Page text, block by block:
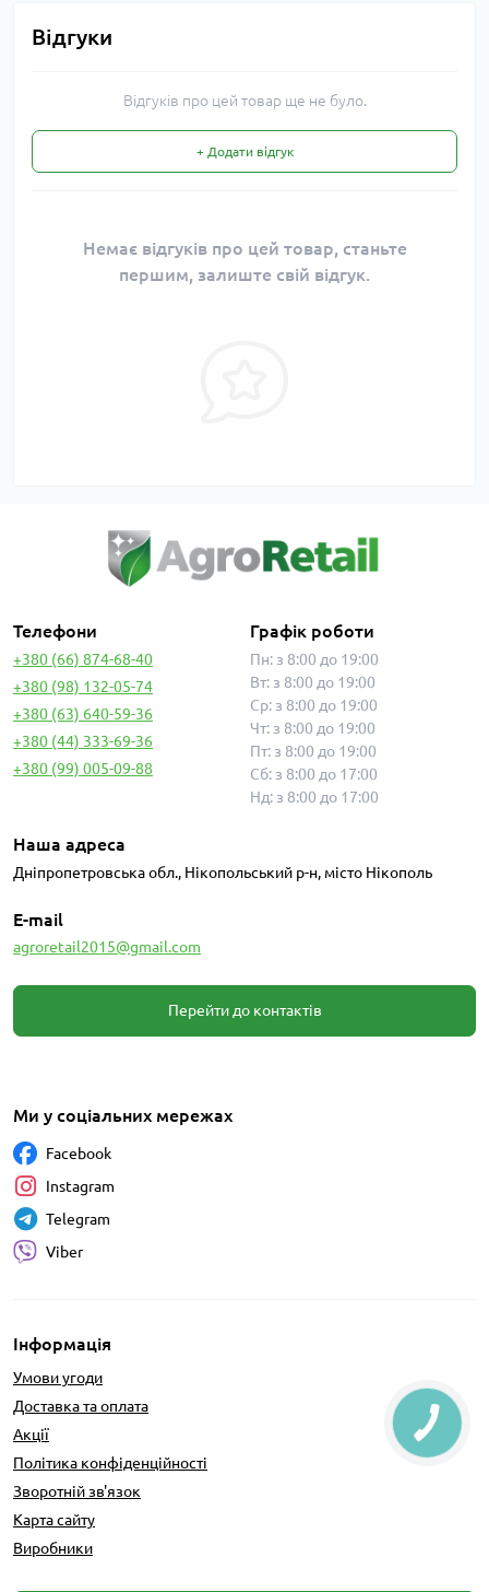
Відгуки
Відгуків про цей товар ще не було.
+ Додати відгук
Немає відгуків про цей товар, станьте
першим, залиште свій відгук.
Телефони
+380 (66) 874-68-40
+380 (98) 132-05-74
+380 (63) 640-59-36
+380 (44) 333-69-36
+380 (99) 005-09-88
Графік роботи
Пн: з 8:00 до 19:00
Вт: з 8:00 до 19:00
Ср: з 8:00 до 19:00
Чт: з 8:00 до 19:00
Пт: з 8:00 до 19:00
Сб: з 8:00 до 17:00
Нд: з 8:00 до 17:00
Наша адреса
Дніпропетровська обл., Нікопольський р-н, місто Нікополь
E-mail
agroretail2015@gmail.com
Перейти до контактів
Інформація
Умови угоди
Доставка та оплата
Акції
Політика конфіденційності
Зворотній зв'язок
Карта сайту
Виробники
Ми у соціальних мережах
Facebook
Instagram
Telegram
Viber